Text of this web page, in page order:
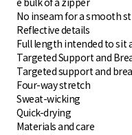
No inseam for a smooth
Reflective details
Full length intended to sit
Targeted Support and
Targeted support and
Four-way stretch
Sweat-wicking
Quick-drying
Materials and care